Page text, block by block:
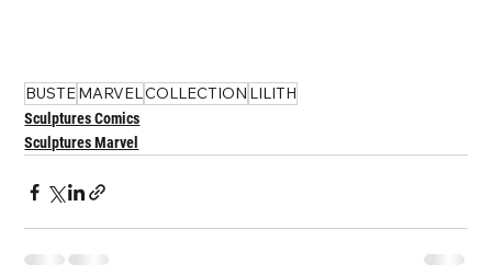
BUSTEMARVELCOLLECTION LILITH
Sculptures Comics
Sculptures Marvel